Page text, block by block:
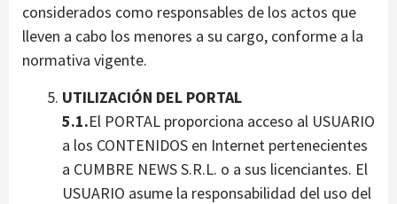
considerados como responsables de los actos que
lleven a cabo los menores a su cargo, conforme a la
normativa vigente.
UTILIZACIÓN DEL PORTAL
5.1.El PORTAL proporciona acceso al USUARIO
a los CONTENIDOS en Internet pertenecientes
a CUMBRE NEWS S.R.L. o a sus licenciantes. El
USUARIO asume la responsabilidad del uso del